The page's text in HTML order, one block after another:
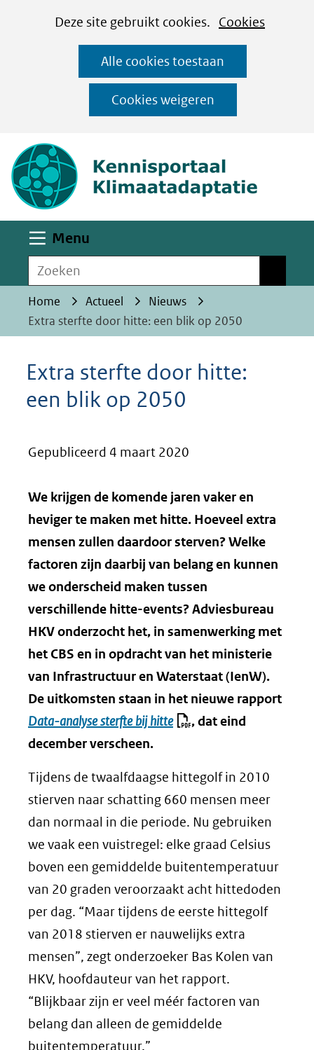
CookiesDeze site gebruikt cookies. Cookies
op
deze
website
worden
toegestaan
geweigerd.
Alle cookies toestaan
Cookies weigeren
Ga
naar
de
inhoud
Menu
Zoeken
Home Actueel
Nieuws
Extra sterfte door hitte: een blik op 2050
Extra sterfte door hitte:
een blik op 2050
Gepubliceerd 4 maart 2020
We krijgen de komende jaren vaker en
heviger te maken met hitte. Hoeveel extra
mensen zullen daardoor sterven? Welke
factoren zijn daarbij van belang en kunnen
we onderscheid maken tussen
verschillende hitte-events? Adviesbureau
HKV onderzocht het, in samenwerking met
het CBS en in opdracht van het ministerie
van Infrastructuur en Waterstaat (IenW).
De uitkomsten staan in het nieuwe rapport
Data-analyse sterfte bij hitte
, dat eind
december verscheen.
Tijdens de twaalfdaagse hittegolf in 2010
stierven naar schatting 660 mensen meer
dan normaal in die periode. Nu gebruiken
we vaak een vuistregel: elke graad Celsius
boven een gemiddelde buitentemperatuur
van 20 graden veroorzaakt acht hittedoden
per dag. “Maar tijdens de eerste hittegolf
van 2018 stierven er nauwelijks extra
mensen”, zegt onderzoeker Bas Kolen van
HKV, hoofdauteur van het rapport.
“Blijkbaar zijn er veel méér factoren van
belang dan alleen de gemiddelde
buitentemperatuur.”